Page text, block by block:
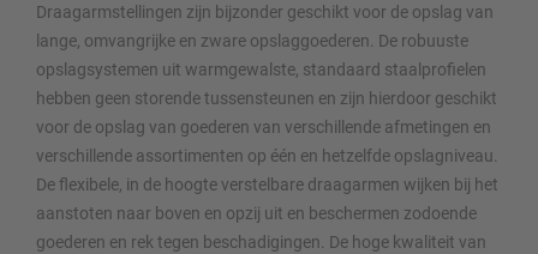
Draagarmstellingen zijn bijzonder geschikt voor de opslag van
lange, omvangrijke en zware opslaggoederen. De robuuste
opslagsystemen uit warmgewalste, standaard staalprofielen
hebben geen storende tussensteunen en zijn hierdoor geschikt
voor de opslag van goederen van verschillende afmetingen en
verschillende assortimenten op één en hetzelfde opslagniveau.
De flexibele, in de hoogte verstelbare draagarmen wijken bij het
aanstoten naar boven en opzij uit en beschermen zodoende
goederen en rek tegen beschadigingen. De hoge kwaliteit van